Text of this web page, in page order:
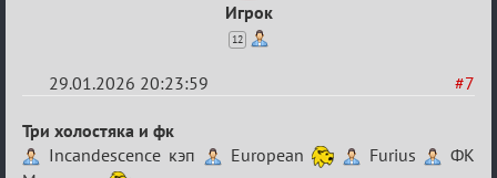
Игрок
12
#7
29.01.2026 20:23:59
Re:
XV
Три холостяка и фк
Incandescence кэп
European Furius
ФК